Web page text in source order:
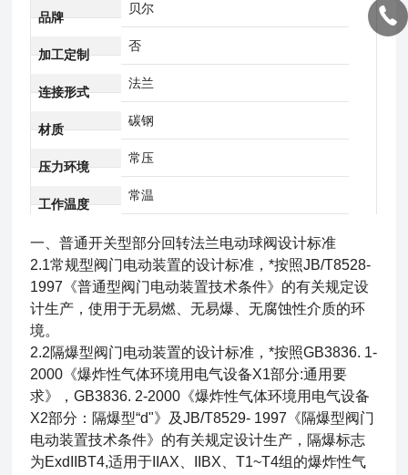
品牌
贝尔
加工定制
否
连接形式
法兰
材质
碳钢
压力环境
常压
工作温度
常温
一、普通开关型部分回转法兰电动球阀设计标准
2.1常规型阀门电动装置的设计标准，*按照JB/T8528-
1997《普通型阀门电动装置技术条件》的有关规定设
计生产，使用于无易燃、无易爆、无腐蚀性介质的环
境。
2.2隔爆型阀门电动装置的设计标准，*按照GB3836. 1-
2000《爆炸性气体环境用电气设备X1部分:通用要
求》，GB3836. 2-2000《爆炸性气体环境用电气设备
X2部分：隔爆型“d"》及JB/T8529- 1997《隔爆型阀门
电动装置技术条件》的有关规定设计生产，隔爆标志
为ExdIIBT4,适用于IIAX、IIBX、T1~T4组的爆炸性气